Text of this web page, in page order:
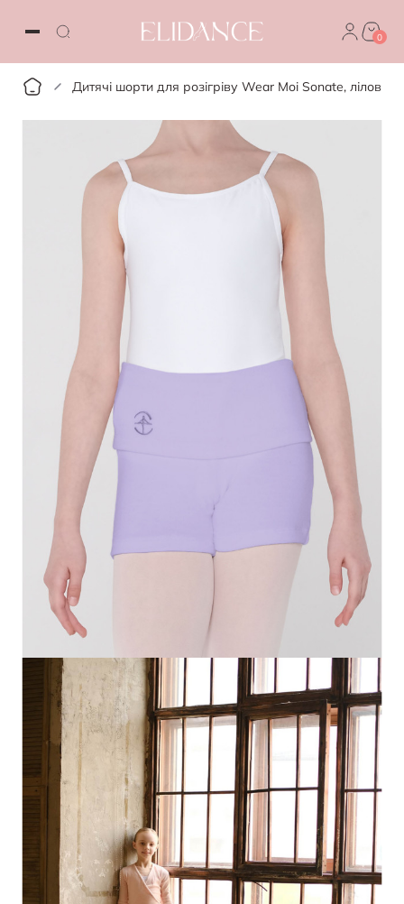
0
Дитячі шорти для розігріву Wear Moi Sonate, ліловий,